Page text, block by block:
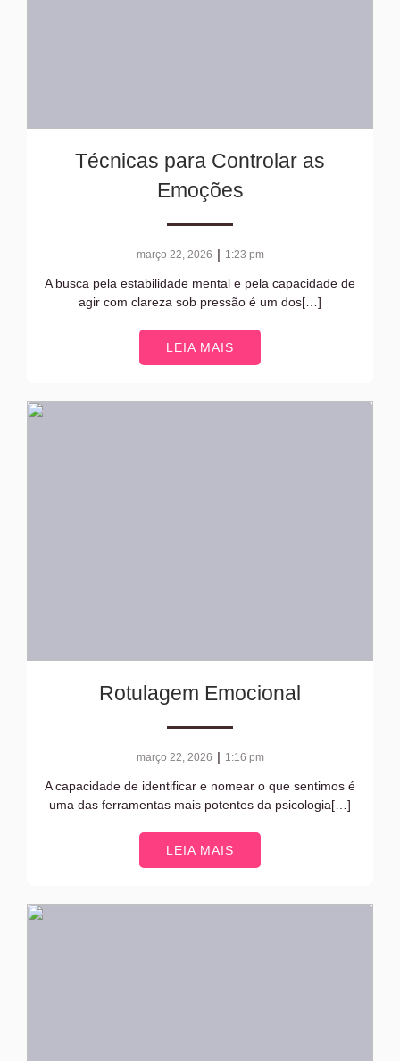
Técnicas para Controlar as
Emoções
março 22, 2026 | 1:23 pm
A busca pela estabilidade mental e pela capacidade de
agir com clareza sob pressão é um dos[…]
LEIA MAIS
Rotulagem Emocional
março 22, 2026 | 1:16 pm
A capacidade de identificar e nomear o que sentimos é
uma das ferramentas mais potentes da psicologia[…]
LEIA MAIS